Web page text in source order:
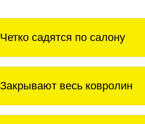
Четко садятся по салону
Закрывают весь ковролин